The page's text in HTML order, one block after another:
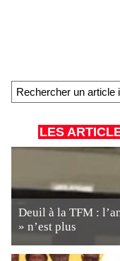
LES
Deuil à la TFM :
» n’est plus